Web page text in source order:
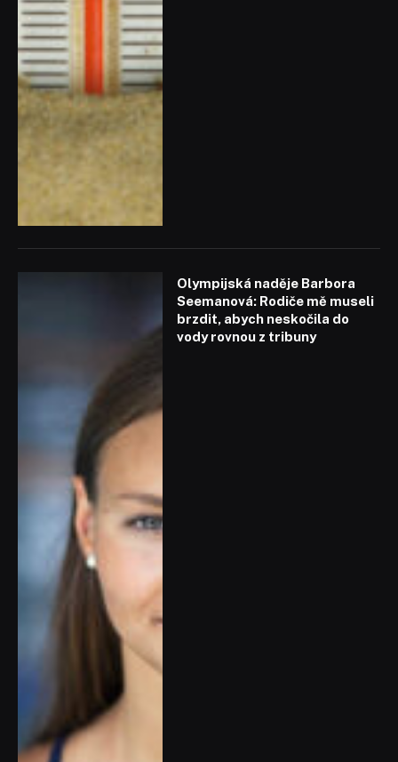
Olympijská naděje Barbora
Seemanová: Rodiče mě museli
brzdit, abych neskočila do
vody rovnou z tribuny